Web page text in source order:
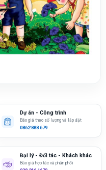
Dự án - Công trình
Báo giá theo số lượng và lắp đặt
0862 888 679
Đại lý - Đối tác - Khách khác
Báo giá hợp tác và phân phối